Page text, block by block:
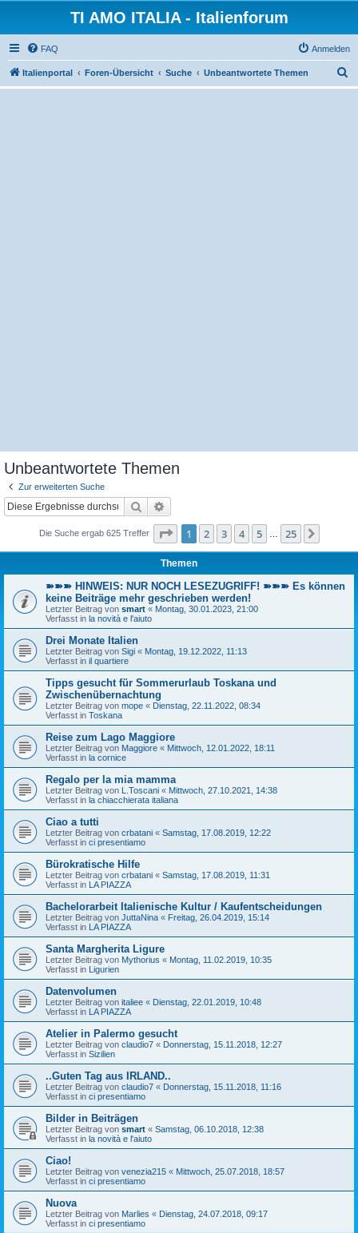
TI AMO ITALIA - Italienforum
FAQ Anmelden
Italienportal Foren-Übersicht Suche Unbeantwortete Themen
u
Unbeantwortete Themen
Zur erweiterten Suche
Suche
Die Suche ergab 625 Treffer Seite 1von 25
1 2 3 4 5 25
Themen
➽➽➽ HINWEIS: NUR NOCH LESEZUGRIFF! ➽➽➽ Es können
keine Beiträge mehr geschrieben werden!
Letzter Beitrag von smart « Montag, 30.01.2023, 21:00
Verfasst in la novità e l'aiuto
Drei Monate Italien
Letzter Beitrag von Sigi « Montag, 19.12.2022, 11:13
Verfasst in il quartiere
Tipps gesucht für Sommerurlaub Toskana und
Zwischenübernachtung
Letzter Beitrag von mope « Dienstag, 22.11.2022, 08:34
Verfasst in Toskana
Reise zum Lago Maggiore
Letzter Beitrag von Maggiore « Mittwoch, 12.01.2022, 18:11
Verfasst in la cornice
Regalo per la mia mamma
Letzter Beitrag von L.Toscani « Mittwoch, 27.10.2021, 14:38
Verfasst in la chiacchierata italiana
Ciao a tutti
Letzter Beitrag von crbatani « Samstag, 17.08.2019, 12:22
Verfasst in ci presentiamo
Bürokratische Hilfe
Letzter Beitrag von crbatani « Samstag, 17.08.2019, 11:31
Verfasst in LA PIAZZA
Bachelorarbeit Italienische Kultur / Kaufentscheidungen
Letzter Beitrag von JuttaNina « Freitag, 26.04.2019, 15:14
Verfasst in LA PIAZZA
Santa Margherita Ligure
Letzter Beitrag von Mythorius « Montag, 11.02.2019, 10:35
Verfasst in Ligurien
Datenvolumen
Letzter Beitrag von italiee « Dienstag, 22.01.2019, 10:48
Verfasst in LA PIAZZA
Atelier in Palermo gesucht
Letzter Beitrag von claudio7 « Donnerstag, 15.11.2018, 12:27
Verfasst in Sizilien
..Guten Tag aus IRLAND..
Letzter Beitrag von claudio7 « Donnerstag, 15.11.2018, 11:16
Verfasst in ci presentiamo
Bilder in Beiträgen
Letzter Beitrag von smart « Samstag, 06.10.2018, 12:38
Verfasst in la novità e l'aiuto
Ciao!
Letzter Beitrag von venezia215 « Mittwoch, 25.07.2018, 18:57
Verfasst in ci presentiamo
Nuova
Letzter Beitrag von Marlies « Dienstag, 24.07.2018, 09:17
Verfasst in ci presentiamo